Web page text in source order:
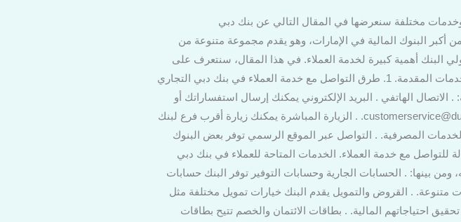
مختلفة سنعرضها في المقال التالي عن بنك دبي
أكبر البنوك المالية في الإمارات، وهو يقدم مجموعة متنوعة من
البنك أهمية كبيرة لخدمة العملاء. في هذا المقال، سنتعرف على
كيفية التواصل مع خدمة العملاء في بنك دبى التجارى وكيفية الاستفادة من الخدمات المقدمة. 1. طرق التواصل مع خدمة العملاء في بنك دبي التجاري
الهاتفي . البريد الإلكتروني يمكنك إرسال استفساراتك أو
شكاوى عبر البريد الإلكتروني إلى عنوان البريد الإلكتروني التالي: customerservice@dubaicib.com. . الزيارة المباشرة يمكنك زيارة أقرب فرع لبنك
المصرفية. . التواصل عبر الموقع الرسمي توفر بعض البنوك
للتواصل مع خدمة العملاء. الخدمات المتاحة للعملاء في بنك دبي
بينها: . الحسابات الجارية وحسابات التوفير توفر البنك حسابات
متنوعة. . القروض والتمويل يقدم البنك خيارات تمويل مختلفة مثل
احتياجاتهم المالية. . بطاقات الائتمان والخصم تتيح بطاقات